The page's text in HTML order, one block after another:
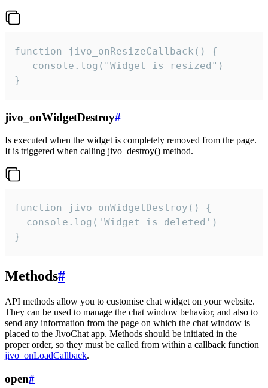
function jivo_onResizeCallback() {
   console.log("Widget is resized")
}
jivo_onWidgetDestroy#
Is executed when the widget is completely removed from the page.
It is triggered when calling jivo_destroy() method.
function jivo_onWidgetDestroy() {
  console.log('Widget is deleted')
}
Methods#
API methods allow you to customise chat widget on your website.
They can be used to manage the chat window behavior, and also to
send any information from the page on which the chat window is
placed to the JivoChat app. Methods should be initiated in the
proper order, so they must be called from within a callback function
jivo_onLoadCallback.
open#